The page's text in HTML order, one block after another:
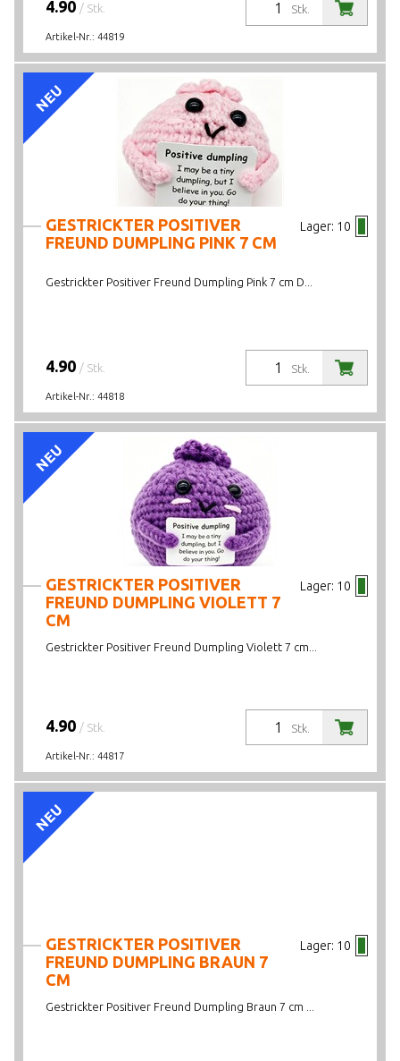
Stk.
4.90 / Stk.
Artikel-Nr.: 44819
NEU
Lager: 10
GESTRICKTER POSITIVER
FREUND DUMPLING PINK 7 CM
Gestrickter Positiver Freund Dumpling Pink 7 cm D...
Stk.
4.90 / Stk.
Artikel-Nr.: 44818
NEU
Lager: 10
GESTRICKTER POSITIVER
FREUND DUMPLING VIOLETT 7
CM
Gestrickter Positiver Freund Dumpling Violett 7 cm...
Stk.
4.90 / Stk.
Artikel-Nr.: 44817
NEU
Lager: 10
GESTRICKTER POSITIVER
FREUND DUMPLING BRAUN 7
CM
Gestrickter Positiver Freund Dumpling Braun 7 cm ...